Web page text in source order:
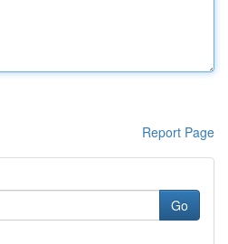
Report Page
Go